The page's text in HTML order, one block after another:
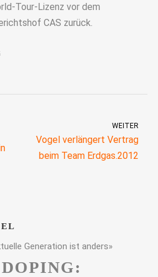
Tour-Lizenz vor dem
CAS zurück.
WEITER
Vogel verlängert Vertrag
beim Team Erdgas.2012